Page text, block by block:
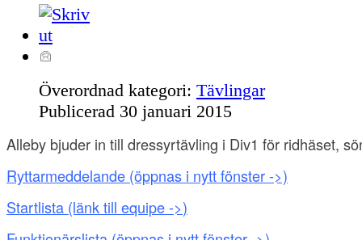
Överordnad kategori: Tävlingar
Publicerad 30 januari 2015
Alleby bjuder in till dressyrtävling i Div1 för ridhäset,
Ryttarmeddelande (öppnas i nytt fönster ->)
Startlista (länk till equipe ->)